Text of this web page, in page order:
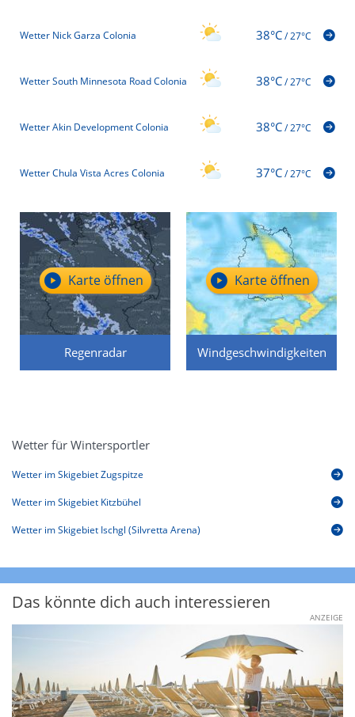
Wetter Nick Garza Colonia 38°C/27°C
Wetter South Minnesota Road Colonia 38°C/27°C
Wetter Akin Development Colonia 38°C/27°C
Wetter Chula Vista Acres Colonia 37°C/27°C
Regenradar
Karte öffnen
Windgeschwindigkeiten
Karte öffnen
Wetter für Wintersportler
Wetter im Skigebiet Zugspitze
Wetter im Skigebiet Kitzbühel
Wetter im Skigebiet Ischgl (Silvretta Arena)
Das könnte dich auch interessieren
ANZEIGE